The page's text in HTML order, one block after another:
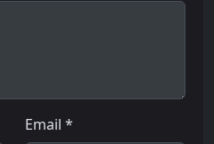
Email *